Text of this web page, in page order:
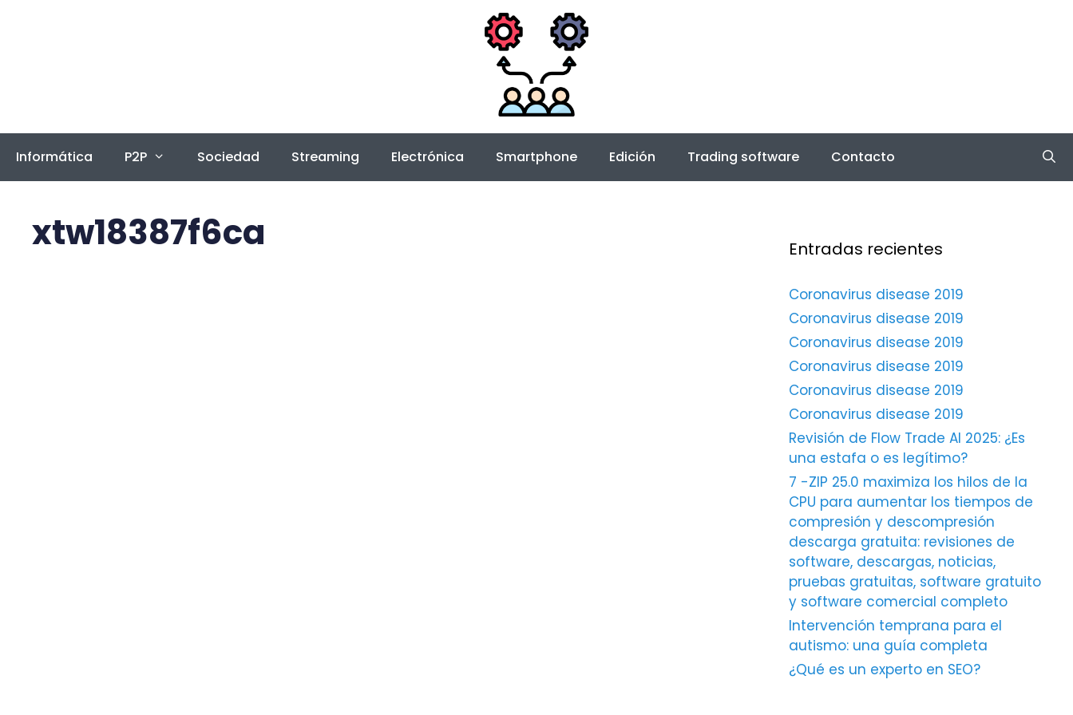
Informática P2P Sociedad Streaming Electrónica Smartphone Edición Trading software Contacto
xtw18387f6ca Entradas recientes
Coronavirus disease 2019
Coronavirus disease 2019
Coronavirus disease 2019
Coronavirus disease 2019
Coronavirus disease 2019
Coronavirus disease 2019
Revisión de Flow Trade AI 2025: ¿Es
una estafa o es legítimo?
7 -ZIP 25.0 maximiza los hilos de la
CPU para aumentar los tiempos de
compresión y descompresión
descarga gratuita: revisiones de
software, descargas, noticias,
pruebas gratuitas, software gratuito
y software comercial completo
Intervención temprana para el
autismo: una guía completa
¿Qué es un experto en SEO?